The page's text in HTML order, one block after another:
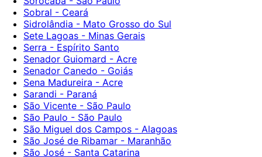
Sobral - Ceará
Sidrolândia - Mato Grosso do Sul
Sete Lagoas - Minas Gerais
Serra - Espírito Santo
Senador Guiomard - Acre
Senador Canedo - Goiás
Sena Madureira - Acre
Sarandi - Paraná
São Vicente - São Paulo
São Paulo - São Paulo
São Miguel dos Campos - Alagoas
São José de Ribamar - Maranhão
São José - Santa Catarina